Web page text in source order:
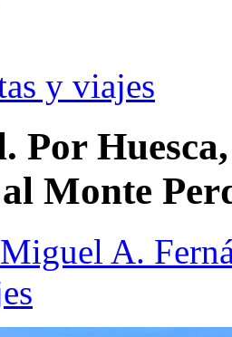
y viajes
Por
Monte
Miguel A.